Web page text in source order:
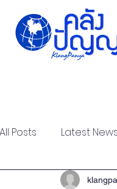
All Posts Latest News
Strategic Forum